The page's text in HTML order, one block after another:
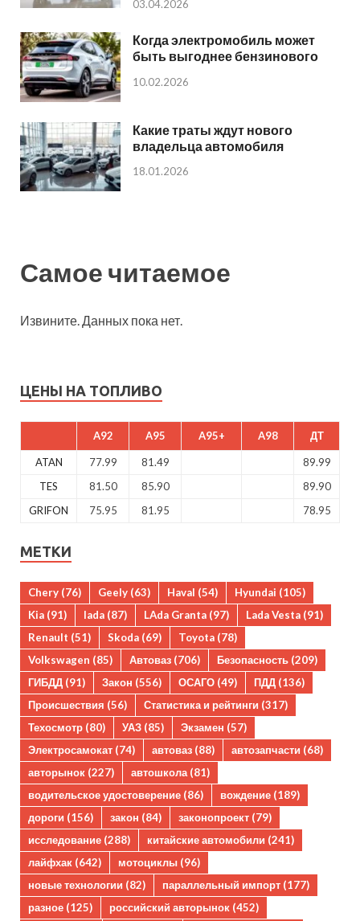
03.04.2026
Когда электромобиль может
быть выгоднее бензинового
10.02.2026
Какие траты ждут нового
владельца автомобиля
18.01.2026
Самое читаемое
Извините. Данных пока нет.
ЦЕНЫ НА ТОПЛИВО
A92 A95 A95+ A98 ДТ
ATAN 77.99 81.49
89.99
TES
81.50 85.90
89.90
GRIFON
75.95 81.95 78.95
МЕТКИ
Chery (76) Geely (63) Haval (54) Hyundai (105)
Kia (91) lada (87) LAda Granta (97) Lada Vesta (91)
Renault (51) Skoda (69) Toyota (78)
Volkswagen (85) Автоваз (706) Безопасность (209)
ГИБДД (91) Закон (556) ОСАГО (49) ПДД (136)
Происшествия (56) Статистика и рейтинги (317)
Техосмотр (80) УАЗ (85) Экзамен (57)
Электросамокат (74) автоваз (88) автозапчасти (68)
авторынок (227) автошкола(81)
водительское удостоверение (86) вождение (189)
дороги (156) закон (84) законопроект (79)
исследование (288) китайские автомобили (241)
лайфхак (642) мотоциклы (96)
новые технологии (82) параллельный импорт (177)
разное (125) российский авторынок (452)